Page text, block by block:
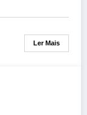
Ler Mais